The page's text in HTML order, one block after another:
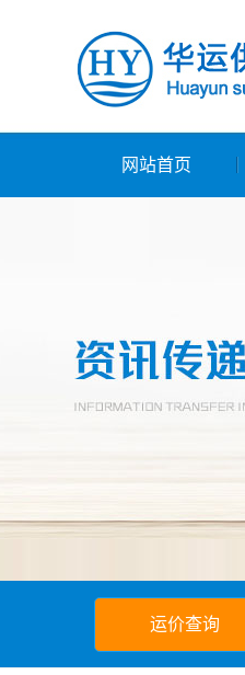
网站首页
运价查询